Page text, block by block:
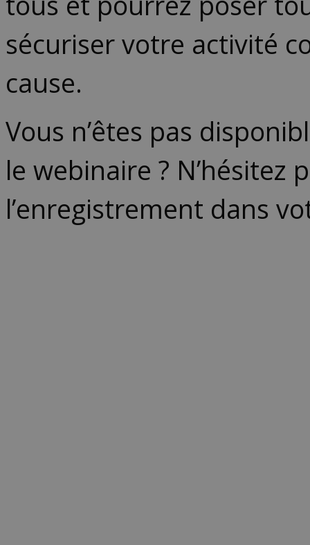
sécuriser votre activité
cause.
Vous n’êtes pas
le webinaire ? N’hésitez
l’enregistrement dans